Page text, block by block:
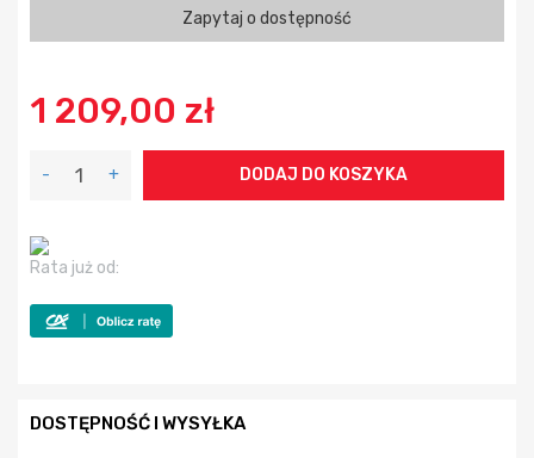
Zapytaj o dostępność
1 209,00 zł
- + DODAJ DO KOSZYKA
Rata już od:
DOSTĘPNOŚĆ I WYSYŁKA